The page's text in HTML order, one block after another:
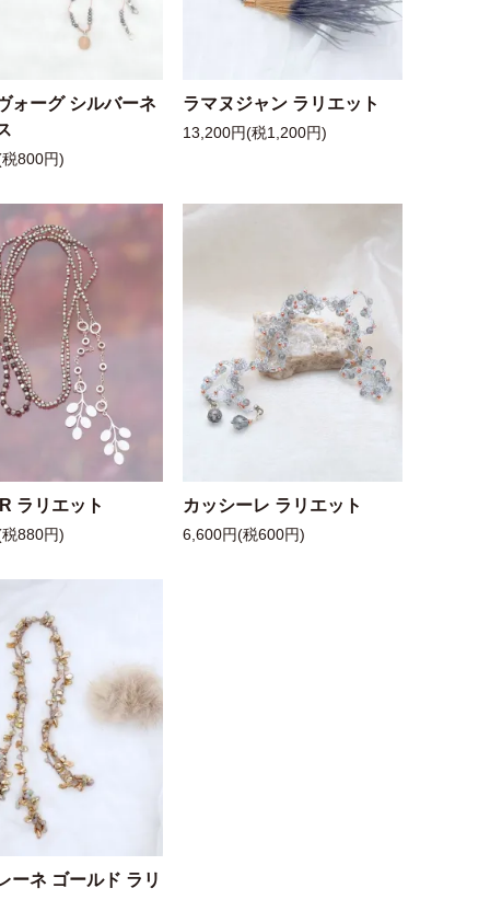
ォーグ シルバーネ
800円)
ラマヌジャン ラリエット
13,200円(税1,200円)
ラリエット
880円)
カッシーレ ラリエット
6,600円(税600円)
ーネ ゴールド ラリ